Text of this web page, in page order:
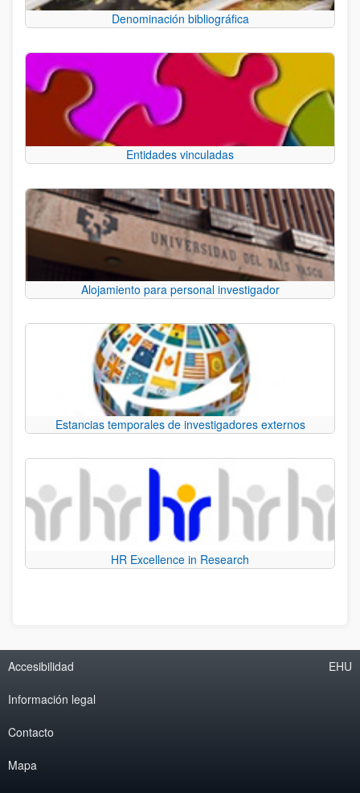
Denominación bibliográfica
Entidades vinculadas
Alojamiento para personal investigador
Estancias temporales de investigadores externos
HR Excellence in Research
Accesibilidad
Información legal
Contacto
Mapa
EHU